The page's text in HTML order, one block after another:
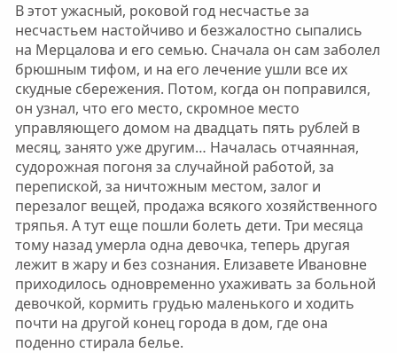
В этот ужасный, роковой год несчастье за
несчастьем настойчиво и безжалостно сыпались
на Мерцалова и его семью. Сначала он сам заболел
брюшным тифом, и на его лечение ушли все их
скудные сбережения. Потом, когда он поправился,
он узнал, что его место, скромное место
управляющего домом на двадцать пять рублей в
месяц, занято уже другим… Началась отчаянная,
судорожная погоня за случайной работой, за
перепиской, за ничтожным местом, залог и
перезалог вещей, продажа всякого хозяйственного
тряпья. А тут еще пошли болеть дети. Три месяца
тому назад умерла одна девочка, теперь другая
лежит в жару и без сознания. Елизавете Ивановне
приходилось одновременно ухаживать за больной
девочкой, кормить грудью маленького и ходить
почти на другой конец города в дом, где она
поденно стирала белье.